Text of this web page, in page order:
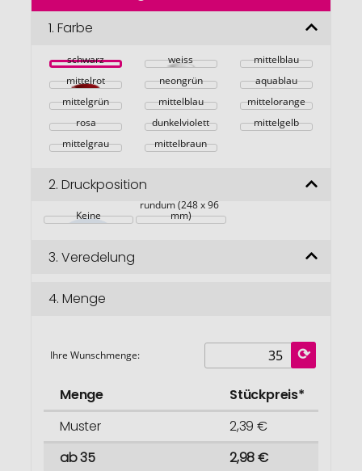
Bildgalerie
1. Farbe
schwarz weiss
mittelblau
mittelrot
neongrün
aquablau
mittelgrün
mittelblau
mittelorange
rosa
dunkelviolett
mittelgelb
mittelgrau
mittelbraun
2. Druckposition
Keine
rundum (248 x 96
mm)
3. Veredelung
4. Menge
Ihre Wunschmenge:
Menge
Stückpreis*
Muster
2,39 €
ab 35
2,98 €